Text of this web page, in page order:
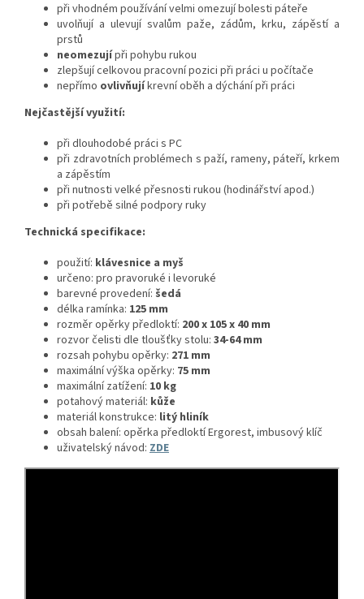
při vhodném používání velmi omezují bolesti páteře
uvolňují a ulevují svalům paže, zádům, krku, zápěstí a
prstů
neomezujípři pohybu rukou
zlepšují celkovou pracovní pozici při práci u počítače
nepřímo ovlivňujíkrevní oběh a dýchání při práci
Nejčastější využití:
při dlouhodobé práci s PC
při zdravotních problémech s paží, rameny, páteří, krkem
a zápěstím
při nutnosti velké přesnosti rukou (hodinářství apod.)
při potřebě silné podpory ruky
Technická specifikace:
použití: klávesnice a myš
určeno: pro pravoruké i levoruké
barevné provedení: šedá
délka ramínka: 125 mm
rozměr opěrky předloktí: 200 x 105 x 40 mm
rozvor čelisti dle tloušťky stolu: 34-64 mm
rozsah pohybu opěrky: 271 mm
maximální výška opěrky: 75 mm
maximální zatížení: 10 kg
potahový materiál: kůže
materiál konstrukce: litý hliník
obsah balení: opěrka předloktí Ergorest, imbusový klíč
uživatelský návod: ZDE